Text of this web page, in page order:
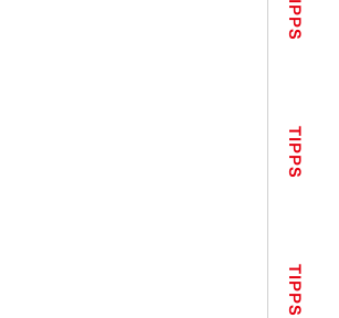
TIPPS
TIPPS
TIPPS